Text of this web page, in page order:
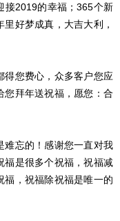
接2019的幸福；365个新
好梦成真，大吉大利，
得您费心，众多客户您应
您拜年送祝福，愿您：合
难忘的！感谢您一直对我
福是很多个祝福，祝福减
福，祝福除祝福是唯一的